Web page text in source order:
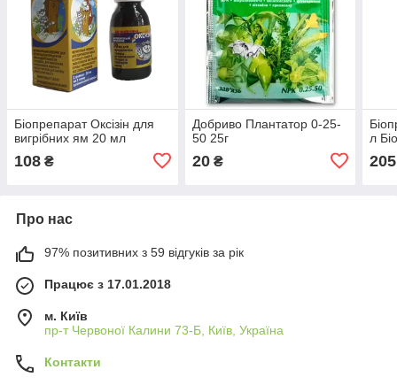
Біопрепарат Оксізін для
вигрібних ям 20 мл
108 ₴
Добриво Плантатор 0-25-
50 25г
20₴
л
205
Про нас
97% позитивних з 59 відгуків за рік
Працює з 17.01.2018
м. Київ
пр-т Червоної Калини 73-Б, Київ, Україна
Контакти